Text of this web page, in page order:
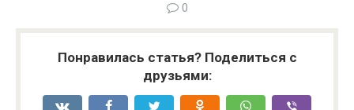
0
Понравилась статья? Поделиться с
друзьями: